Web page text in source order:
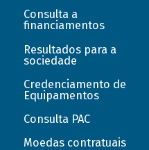
Consulta a
financiamentos
Resultados para a
sociedade
Credenciamento de
Equipamentos
Consulta PAC
Moedas contratuais